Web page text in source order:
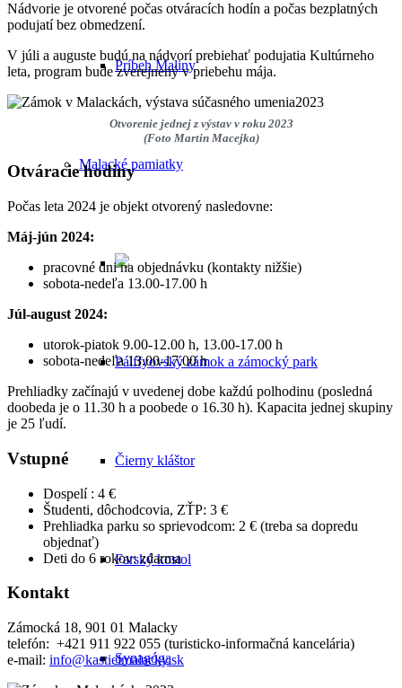
Príbeh Maliny
Malacké pamiatky
Pálffyovský zámok a zámocký park
Čierny kláštor
Farský kostol
Synagóga
Nádvorie je otvorené počas otváracích hodín a počas bezplatných
podujatí bez obmedzení.
V júli a auguste budú na nádvorí prebiehať podujatia Kultúrneho
leta, program bude zverejnený v priebehu mája.
Otvorenie jednej z výstav v roku 2023
(Foto Martin Macejka)
Otváracie hodiny
Počas leta 2024 je objekt otvorený nasledovne:
Máj-jún 2024:
pracovné dni na objednávku (kontakty nižšie)
sobota-nedeľa 13.00-17.00 h
Júl-august 2024:
utorok-piatok 9.00-12.00 h, 13.00-17.00 h
sobota-nedeľa 13.00-17.00 h
Prehliadky začínajú v uvedenej dobe každú polhodinu (posledná
doobeda je o 11.30 h a poobede o 16.30 h). Kapacita jednej skupiny
je 25 ľudí.
Vstupné
Dospelí : 4 €
Študenti, dôchodcovia, ZŤP: 3 €
Prehliadka parku so sprievodcom: 2 € (treba sa dopredu
objednať)
Deti do 6 rokov: zdarma
Kontakt
Zámocká 18, 901 01 Malacky
telefón: +421 911 922 055 (turisticko-informačná kancelária)
e-mail: info@kastielmalacky.sk